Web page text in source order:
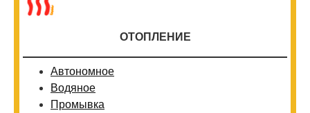
ОТОПЛЕНИЕ
Автономное
Водяное
Промывка